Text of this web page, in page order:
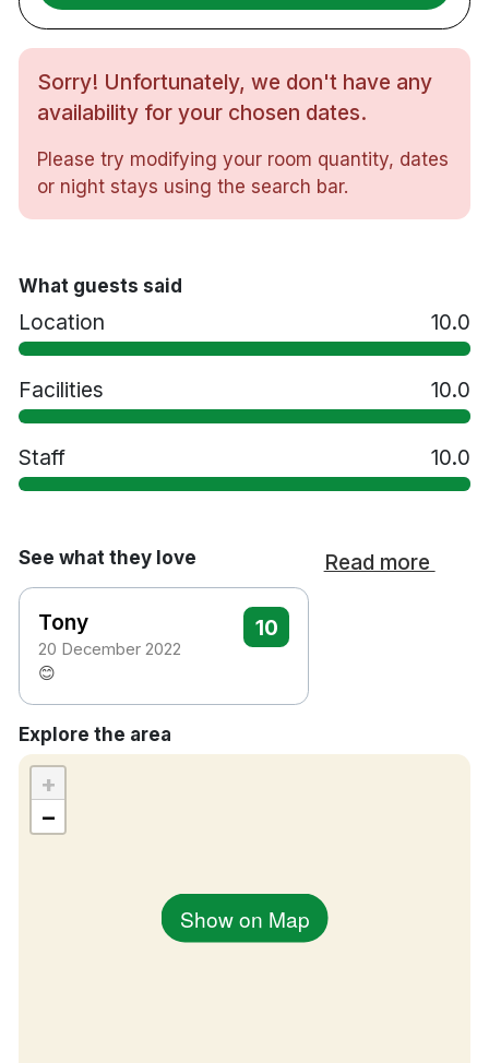
Dubbelrum
Badrum med dusch
Gratis WiFi
TV med Chromecast
Skrivbord
Hårtork
Vattenkokare
Lyxtoalettartiklar
Gym
Restaurang
Bar
Tvättservice
Extrasäng mot en avgift
Handikappsanpassade rum finns tillgängliga
Parkering mot en avgift
5 minuters promenad till Lillestrøm station
25 minuters bilresa till Oslo Gardermoen
Sorry! Unfortunately, we don't have any
availability for your chosen dates.
Please try modifying your room quantity, dates
or night stays using the search bar.
What guests said
Location 10.0
Facilities 10.0
Staff 10.0
See what they love Read more
Tony
20 December 2022
10
😊
Explore the area
Show on Map
+
−